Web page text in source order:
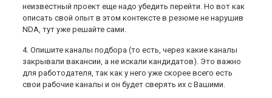
неизвестный проект еще надо убедить перейти. Но вот как
описать свой опыт в этом контексте в резюме не нарушив
NDA, тут уже решайте сами.
4. Опишите каналы подбора (то есть, через какие каналы
закрывали вакансии, а не искали кандидатов). Это важно
для работодателя, так как у него уже скорее всего есть
свои рабочие каналы и он будет сверять их с Вашими.